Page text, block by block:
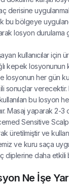
derisine
bu bölgeye
losyon durulama
kullanıcılar için
kepek losyonunun
losyonun her gün
sonuçlar verecektir.
bu losyon
Masaj yaparak 2-
Sensitive
üretilmiştir ve
ve kuru saça
diplerine daha etkili
Ne İşe